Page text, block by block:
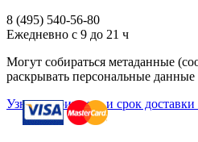
8 (495) 540-56-80
Ежедневно с 9 до 21 ч
Могут собираться метаданные
раскрывать персональные данные
Узнать стоимость и срок